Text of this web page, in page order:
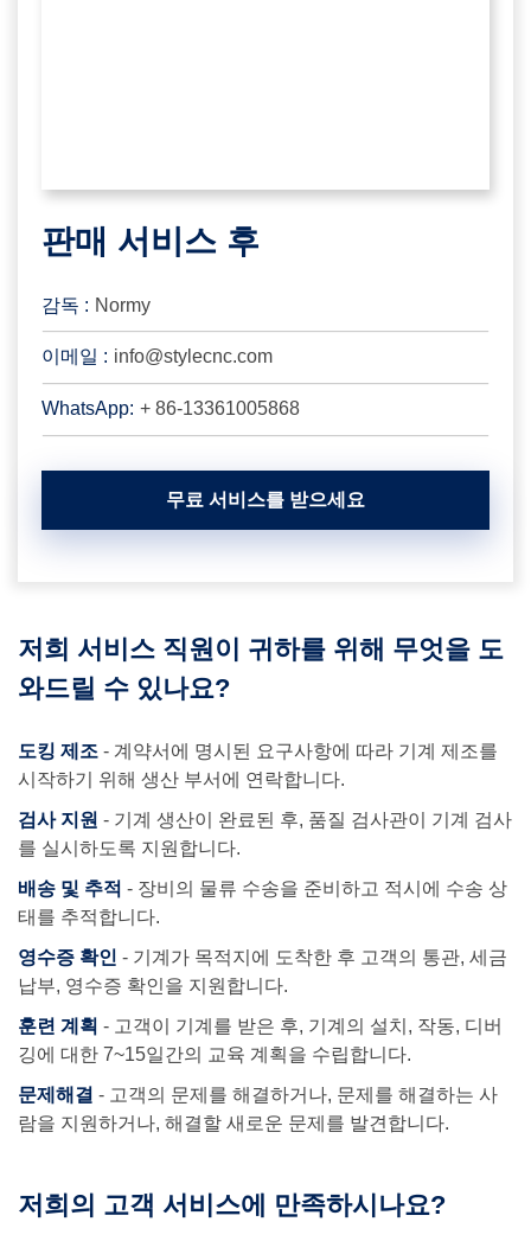
판매 서비스 후
감독 : Normy
이메일 : info@stylecnc.com
WhatsApp: + 86-13361005868
무료 서비스를 받으세요
저희 서비스 직원이 귀하를 위해 무엇을 도
와드릴 수 있나요?
도킹 제조 - 계약서에 명시된 요구사항에 따라 기계 제조를
시작하기 위해 생산 부서에 연락합니다.
검사 지원 - 기계 생산이 완료된 후, 품질 검사관이 기계 검사
를 실시하도록 지원합니다.
배송 및 추적 - 장비의 물류 수송을 준비하고 적시에 수송 상
태를 추적합니다.
영수증 확인 - 기계가 목적지에 도착한 후 고객의 통관, 세금
납부, 영수증 확인을 지원합니다.
훈련 계획 - 고객이 기계를 받은 후, 기계의 설치, 작동, 디버
깅에 대한 7~15일간의 교육 계획을 수립합니다.
문제해결 - 고객의 문제를 해결하거나, 문제를 해결하는 사
람을 지원하거나, 해결할 새로운 문제를 발견합니다.
저희의 고객 서비스에 만족하시나요?